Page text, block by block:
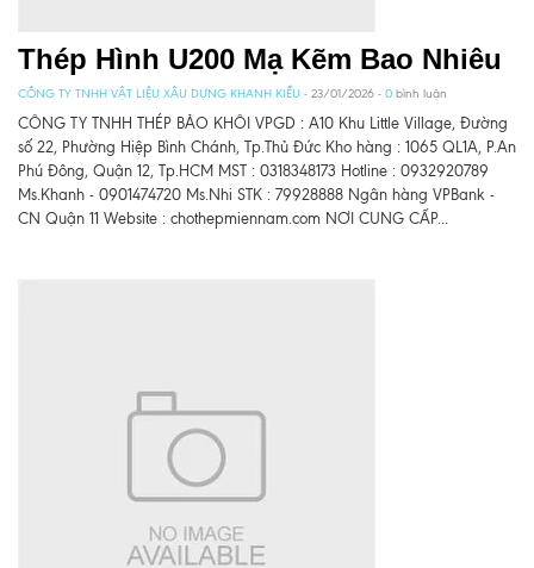
Thép Hình U200 Mạ Kẽm Bao Nhiêu
CÔNG TY TNHH VẬT LIỆU XÂU DỰNG KHANH KIỀU - 23/01/2026 - 0 bình luận
CÔNG TY TNHH THÉP BẢO KHÔI VPGD : A10 Khu Little Village, Đường
số 22, Phường Hiệp Bình Chánh, Tp.Thủ Đức Kho hàng : 1065 QL1A, P.An
Phú Đông, Quận 12, Tp.HCM MST : 0318348173 Hotline : 0932920789
Ms.Khanh - 0901474720 Ms.Nhi STK : 79928888 Ngân hàng VPBank -
CN Quận 11 Website : chothepmiennam.com NƠI CUNG CẤP...